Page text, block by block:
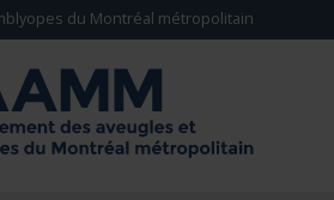
du Montréal métropolitain